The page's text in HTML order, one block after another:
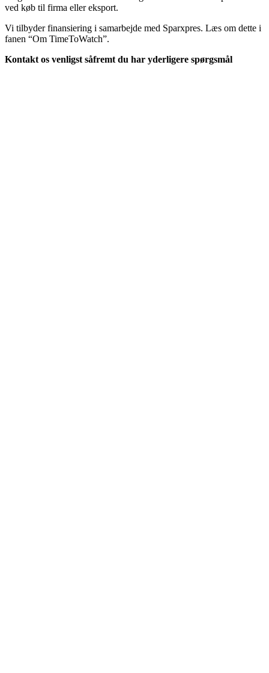
ved køb til firma eller eksport.
Vi tilbyder finansiering i samarbejde med Sparxpres. Læs om dette i
fanen “Om TimeToWatch”.
Kontakt os venligst såfremt du har yderligere spørgsmål